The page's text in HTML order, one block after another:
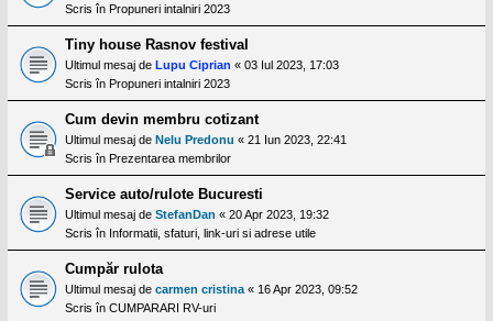
Scris în Propuneri intalniri 2023
Tiny house Rasnov festival
Ultimul mesaj de Lupu Ciprian « 03 Iul 2023, 17:03
Scris în Propuneri intalniri 2023
Cum devin membru cotizant
Ultimul mesaj de Nelu Predonu « 21 Iun 2023, 22:41
Scris în Prezentarea membrilor
Service auto/rulote Bucuresti
Ultimul mesaj de StefanDan « 20 Apr 2023, 19:32
Scris în Informatii, sfaturi, link-uri si adrese utile
Cumpăr rulota
Ultimul mesaj de carmen cristina « 16 Apr 2023, 09:52
Scris în CUMPARARI RV-uri